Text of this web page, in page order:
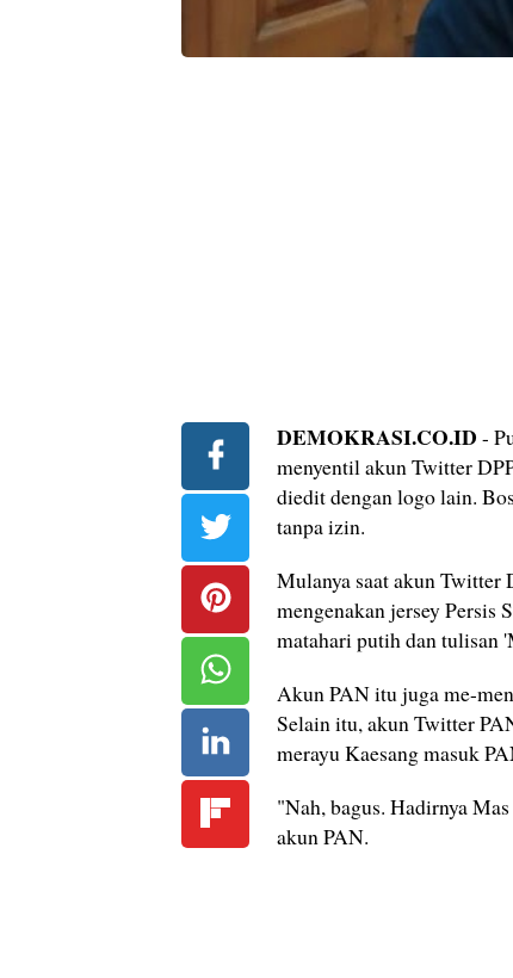
DEMOKRASI.CO.ID -
menyentil akun Twitter
diedit dengan logo lain.
tanpa izin.
Mulanya saat akun Twitter
mengenakan jersey Persis
matahari putih dan tulisan
Akun PAN itu juga me-
Selain itu, akun Twitter
merayu Kaesang masuk
"Nah, bagus. Hadirnya
akun PAN.